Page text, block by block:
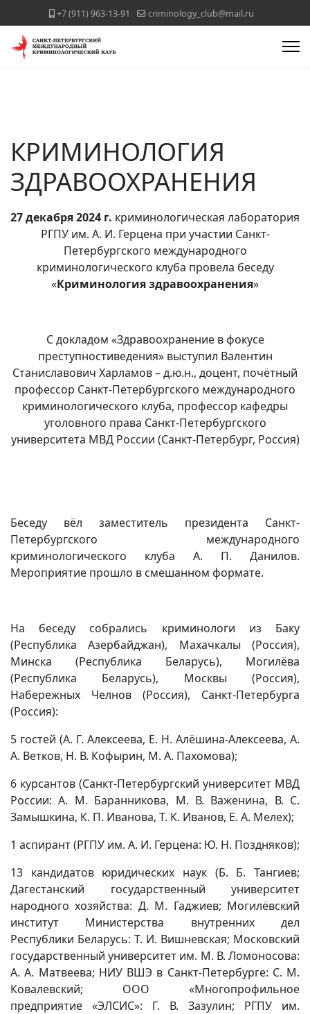
+7 (911) 963-13-91 criminology_club@mail.ru
КРИМИНОЛОГИЯ
ЗДРАВООХРАНЕНИЯ
27 декабря 2024 г. криминологическая лаборатория
РГПУ им. А. И. Герцена при участии Санкт-
Петербургского международного
криминологического клуба провела беседу
«Криминология здравоохранения»
С докладом «Здравоохранение в фокусе
преступностиведения» выступил Валентин
Станиславович Харламов – д.ю.н., доцент, почётный
профессор Санкт-Петербургского международного
криминологического клуба, профессор кафедры
уголовного права Санкт-Петербургского
университета МВД России (Санкт-Петербург, Россия)
Беседу вёл заместитель президента Санкт-
Петербургского международного
криминологического клуба А. П. Данилов.
Мероприятие прошло в смешанном формате.
На беседу собрались криминологи из Баку
(Республика Азербайджан), Махачкалы (Россия),
Минска (Республика Беларусь), Могилёва
(Республика Беларусь), Москвы (Россия),
Набережных Челнов (Россия), Санкт-Петербурга
(Россия):
5 гостей (А. Г. Алексеева, Е. Н. Алёшина-Алексеева, А.
А. Ветков, Н. В. Кофырин, М. А. Пахомова);
6 курсантов (Санкт-Петербургский университет МВД
России: А. М. Баранникова, М. В. Важенина, В. С.
Замышкина, К. П. Иванова, Т. К. Иванов, Е. А. Мелех);
1 аспирант (РГПУ им. А. И. Герцена: Ю. Н. Поздняков);
13 кандидатов юридических наук (Б. Б. Тангиев;
Дагестанский государственный университет
народного хозяйства: Д. М. Гаджиев; Могилёвский
институт Министерства внутренних дел
Республики Беларусь: Т. И. Вишневская; Московский
государственный университет им. М. В. Ломоносова:
А. А. Матвеева; НИУ ВШЭ в Санкт-Петербурге: С. М.
Ковалевский; ООО «Многопрофильное
предприятие «ЭЛСИС»: Г. В. Зазулин; РГПУ им.